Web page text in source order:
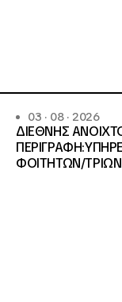
03 · 08 · 2026
ΔΙΕΘΝΗΣ
ΦΟΙΤΗΤΩΝ/